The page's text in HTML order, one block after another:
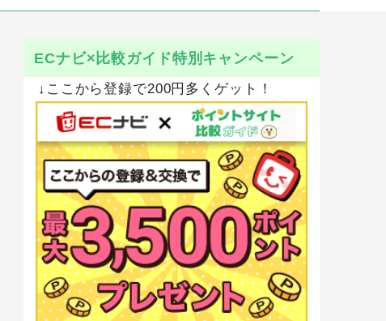
ECナビ×比較ガイド特別キャンペーン
↓ここから登録で200円多くゲット！